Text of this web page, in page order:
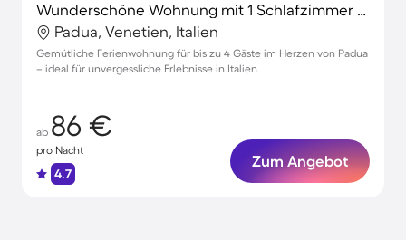
Wunderschöne Wohnung mit 1 Schlafzimmer für 4 Personen
Padua, Venetien, Italien
Gemütliche Ferienwohnung für bis zu 4 Gäste im Herzen von Padua
– ideal für unvergessliche Erlebnisse in Italien
ab 86 €
pro Nacht
4.7
Zum Angebot